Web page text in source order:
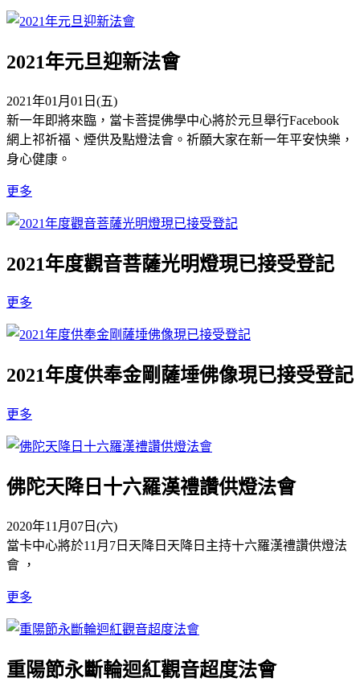
2021年元旦迎新法會
2021年01月01日(五)
新一年即將來臨，當卡菩提佛學中心將於元旦舉行Facebook
網上祁祈福、煙供及點燈法會。祈願大家在新一年平安快樂，
身心健康。
更多
2021年度觀音菩薩光明燈現已接受登記
更多
2021年度供奉金剛薩埵佛像現已接受登記
更多
佛陀天降日十六羅漢禮讚供燈法會
2020年11月07日(六)
當卡中心將於11月7日天降日天降日主持十六羅漢禮讚供燈法
會 ，
更多
重陽節永斷輪迴紅觀音超度法會